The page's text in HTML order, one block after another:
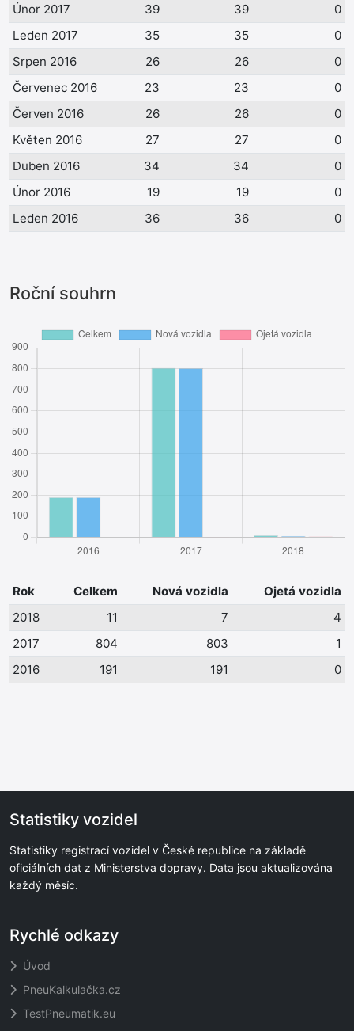
Únor 2017
39 39
0
Leden 2017
35 35
0
Srpen 2016
26 26
0
Červenec 2016
23 23
0
Červen 2016
26 26
0
Květen 2016
27 27
0
Duben 2016
34 34
0
Únor 2016
19 19
0
Leden 2016
36 36 0
Roční souhrn
Rok Celkem Nová vozidla
Ojetá vozidla
2018
11 7
4
2017
804 803
1
2016
191 191 0
Statistiky vozidel
Statistiky registrací vozidel v České republice na základě
oficiálních dat z Ministerstva dopravy. Data jsou aktualizována
každý měsíc.
Rychlé odkazy
Úvod
PneuKalkulačka.cz
TestPneumatik.eu